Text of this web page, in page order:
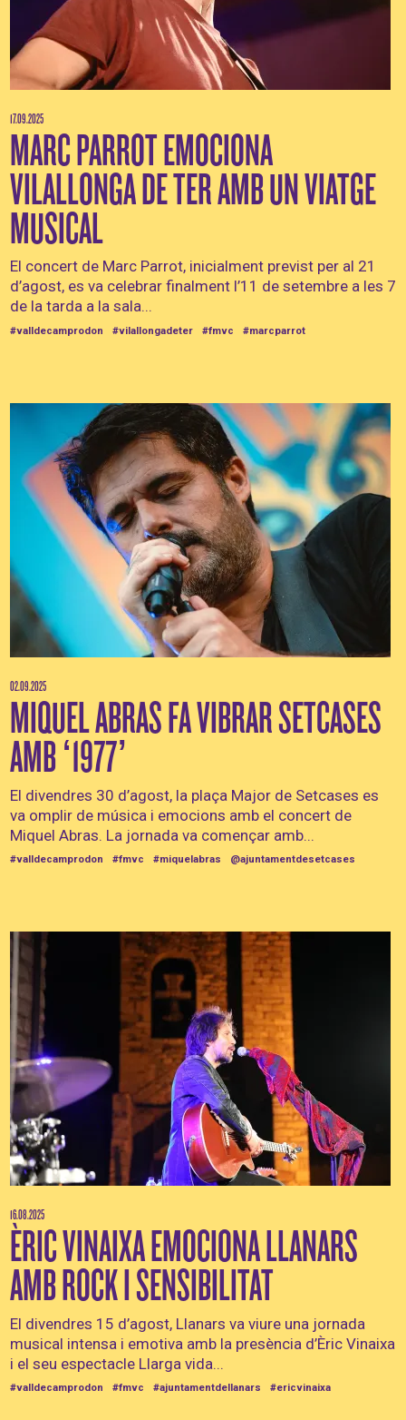
17.09.2025
MARC PARROT EMOCIONA
VILALLONGA DE TER AMB UN VIATGE
MUSICAL
El concert de Marc Parrot, inicialment previst per al 21
d’agost, es va celebrar finalment l’11 de setembre a les 7
de la tarda a la sala...
#valldecamprodon #vilallongadeter #fmvc #marcparrot
02.09.2025
MIQUEL ABRAS FA VIBRAR SETCASES
AMB ‘1977’
El divendres 30 d’agost, la plaça Major de Setcases es
va omplir de música i emocions amb el concert de
Miquel Abras. La jornada va començar amb...
#valldecamprodon #fmvc #miquelabras @ajuntamentdesetcases
16.08.2025
ÈRIC VINAIXA EMOCIONA LLANARS
AMB ROCK I SENSIBILITAT
El divendres 15 d’agost, Llanars va viure una jornada
musical intensa i emotiva amb la presència d’Èric Vinaixa
i el seu espectacle Llarga vida...
#valldecamprodon #fmvc #ajuntamentdellanars #ericvinaixa